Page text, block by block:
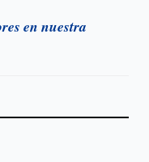
en nuestra